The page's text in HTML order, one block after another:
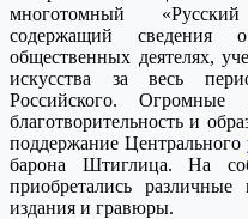
многотомный
содержащий сведения
общественных деятелях,
искусства за весь
Российского.
благотворительность и
поддержание Центрального
барона Штиглица. На
приобретались различные
издания и гравюры.